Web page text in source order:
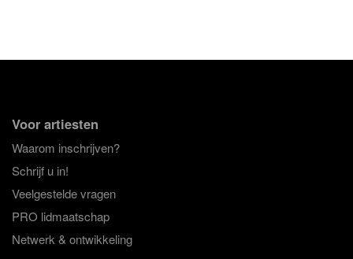
Voor artiesten
Waarom inschrijven?
Schrijf u in!
Veelgestelde vragen
PRO lidmaatschap
Netwerk & ontwikkeling